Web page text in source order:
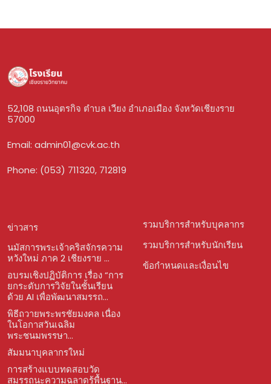
52,108 ถนนอุตรกิจ ตำบล เวียง อำเภอเมือง จังหวัดเชียงราย
57000
Email: admin01@cvk.ac.th
Phone: (053) 711320, 712819
ข่าวสาร
นมัสการพระเจ้าคริสจักรความ
หวังใหม่ ภาค 2 เชียงราย ...
อบรมเชิงปฏิบัติการ เรื่อง “การ
ยกระดับการวิจัยในชั้นเรียน
ด้วย AI เพื่อพัฒนาสมรรถ...
พิธีถวายพระพรชัยมงคล เนื่อง
ในโอกาสวันเฉลิม
พระชนมพรรษา...
สัมมนาบุคลากรใหม่
การสร้างแบบทดสอบวัด
สมรรถนะความฉลาดรู้พื้นฐาน...
รวมบริการสำหรับบุคลากร
รวมบริการสำหรับนักเรียน
ข้อกำหนดและเงื่อนไข